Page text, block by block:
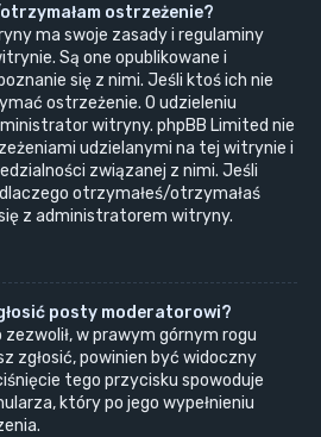
ostrzeżenie?
ma swoje zasady i regulaminy
Są one opublikowane i
się z nimi. Jeśli ktoś ich nie
ostrzeżenie. O udzieleniu
witryny. phpBB Limited nie
udzielanymi na tej witrynie i
związanej z nimi. Jeśli
otrzymałeś/otrzymałaś
z administratorem witryny.
posty moderatorowi?
w prawym górnym rogu
zgłosić, powinien być widoczny
tego przycisku spowoduje
który po jego wypełnieniu